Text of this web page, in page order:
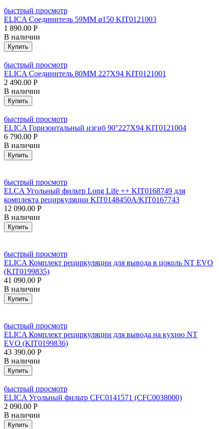
быстрый просмотр
ELICA Соединитель 59MM ø150 KIT0121003
1 890.00 Р
В наличии
Купить
быстрый просмотр
ELICA Соединитель 80MM 227X94 KIT0121001
2 490.00 Р
В наличии
Купить
быстрый просмотр
ELICA Горизонтальный изгиб 90°227X94 KIT0121004
6 790.00 Р
В наличии
Купить
быстрый просмотр
ELCA Угольный фильтр Long Life ++ KIT0168749 для
комплекта рециркуляции KIT0148450A/KIT0167743
12 090.00 Р
В наличии
Купить
быстрый просмотр
ELICA Комплект рециркуляции для вывода в цоколь NT EVO
(KIT0199835)
41 090.00 Р
В наличии
Купить
быстрый просмотр
ELICA Комплект рециркуляции для вывода на кухню NT
EVO (KIT0199836)
43 390.00 Р
В наличии
Купить
быстрый просмотр
ELICA Угольный фильтр CFC0141571 (CFC0038000)
2 090.00 Р
В наличии
Купить